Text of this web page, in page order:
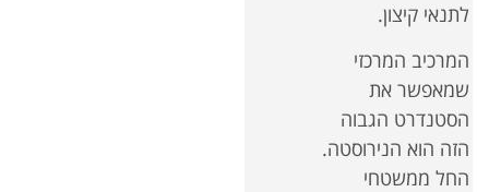
לתנאי קיצון.
המרכיב המרכזי
שמאפשר את
הסטנדרט הגבוה
הזה הוא הנירוסטה.
החל ממשטחי